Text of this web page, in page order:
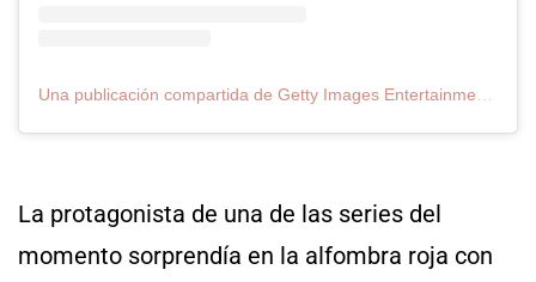
Una publicación compartida de Getty Images Entertainment (@gettyentertainment)
La protagonista de una de las series del
momento sorprendía en la alfombra roja con